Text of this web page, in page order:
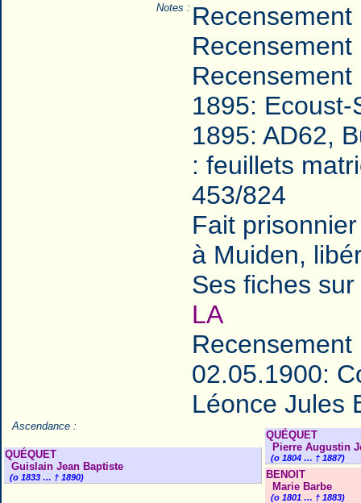
Notes :
1895: Ecoust-
1895: AD62,
: feuillets
453/824
Fait
à Muiden,
Ses fiches
LA
02.05.1900:
Léonce Jules
QUÉQUET
Guislain Jean Baptiste
(o 1833 … † 1890)
QUÉQUET
Pierre Augustin
(o 1804 … † 1887)
BENOIT
Marie Barbe
(o 1801 … † 1883)
Ascendance :